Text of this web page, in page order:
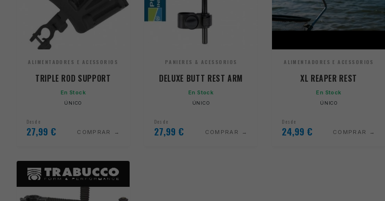
ALIMENTADORES E ACESSORIOS
TRIPLE ROD SUPPORT
En Stock
ÚNICO
Desde
27,99 € COMPRAR
PANIERES & ACESSORIOS
DELUXE BUTT REST ARM
En Stock
ÚNICO
Desde
27,99 € COMPRAR
ALIMENTADORES E ACESSORIOS
XL REAPER REST
En Stock
ÚNICO
Desde
24,99 € COMPRAR